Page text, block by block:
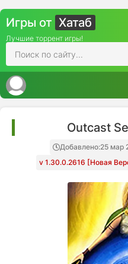
Игры от Хатаб
Лучшие торрент игры!
Outcast
Добавлено:25 мар
v 1.30.0.2616 [Новая